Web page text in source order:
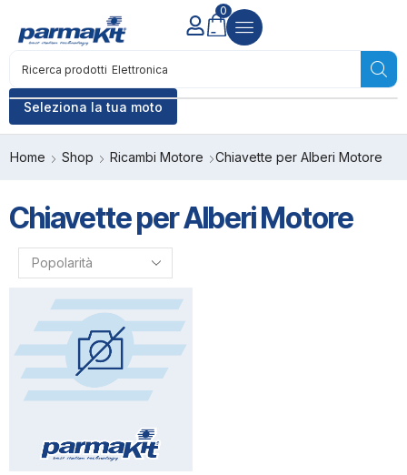
Seleziona la tua moto
Ricerca prodotti Elettronica
0
Home Shop Ricambi Motore Chiavette per Alberi Motore
Chiavette per Alberi Motore